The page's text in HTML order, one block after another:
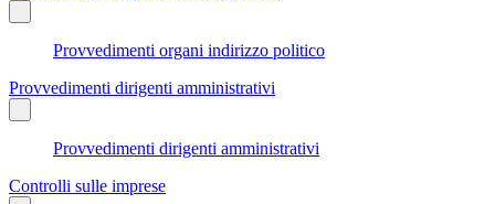
Provvedimenti organi indirizzo politico
Provvedimenti dirigenti amministrativi
Provvedimenti dirigenti amministrativi
Controlli sulle imprese